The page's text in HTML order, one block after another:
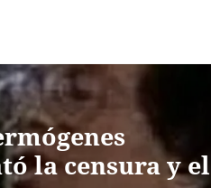
la censura y el